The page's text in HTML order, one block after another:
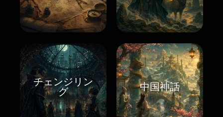
チェンジリン
グ
中国神話